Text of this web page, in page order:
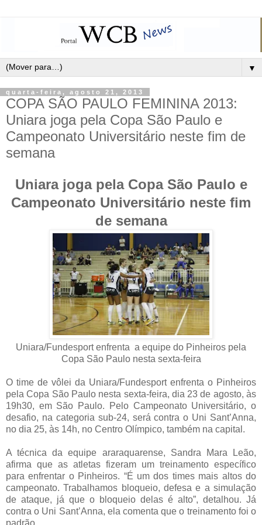
▼
quarta-feira, agosto 21, 2013
COPA SÃO PAULO FEMININA 2013:
Uniara joga pela Copa São Paulo e
Campeonato Universitário neste fim de
semana
Uniara joga pela Copa São Paulo e
Campeonato Universitário neste fim
de semana
Uniara/Fundesport enfrenta a equipe do Pinheiros pela
Copa São Paulo nesta sexta-feira
O time de vôlei da Uniara/Fundesport enfrenta o Pinheiros
pela Copa São Paulo nesta sexta-feira, dia 23 de agosto, às
19h30, em São Paulo. Pelo Campeonato Universitário, o
desafio, na categoria sub-24, será contra o Uni Sant’Anna,
no dia 25, às 14h, no Centro Olímpico, também na capital.
A técnica da equipe araraquarense, Sandra Mara Leão,
afirma que as atletas fizeram um treinamento específico
para enfrentar o Pinheiros. “É um dos times mais altos do
campeonato. Trabalhamos bloqueio, defesa e a simulação
de ataque, já que o bloqueio delas é alto”, detalhou. Já
contra o Uni Sant’Anna, ela comenta que o treinamento foi o